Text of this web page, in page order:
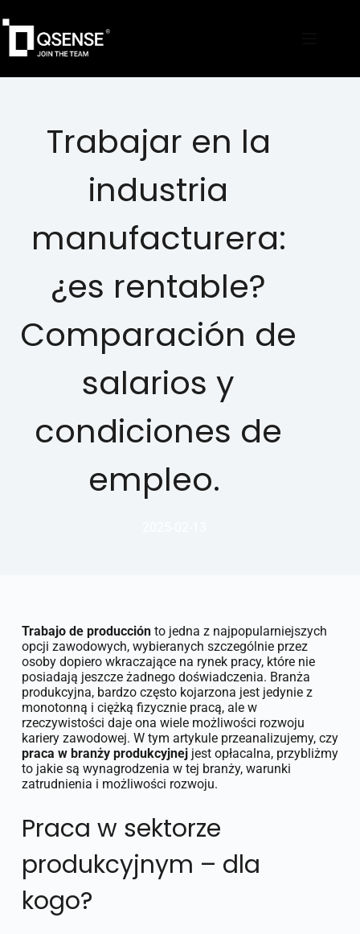
Trabajar en la
industria
manufacturera:
¿es rentable?
Comparación de
salarios y
condiciones de
empleo.
Trabajo de producciónto jedna z najpopularniejszych
opcji zawodowych, wybieranych szczególnie przez
osoby dopiero wkraczające na rynek pracy, które nie
posiadają jeszcze żadnego doświadczenia. Branża
produkcyjna, bardzo często kojarzona jest jedynie z
monotonną i ciężką fizycznie pracą, ale w
rzeczywistości daje ona wiele możliwości rozwoju
kariery zawodowej. W tym artykule przeanalizujemy, czy
praca w branży produkcyjnejjest opłacalna, przybliżmy
to jakie są wynagrodzenia w tej branży, warunki
zatrudnienia i możliwości rozwoju.
Praca w sektorze
produkcyjnym – dla
kogo?